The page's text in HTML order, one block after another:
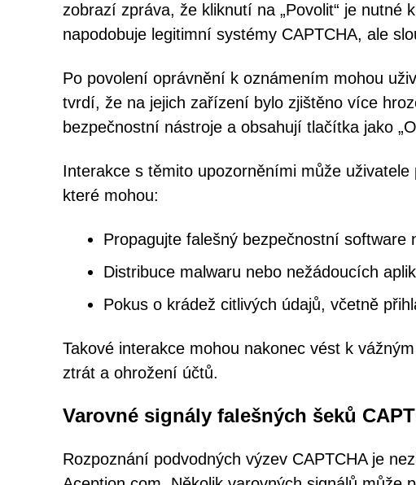
zobrazí zpráva, že kliknutí na „Povolit“ je
napodobuje legitimní systémy CAPTCHA, ale
Po povolení oprávnění k oznámením mohou
tvrdí, že na jejich zařízení bylo zjištěno více
bezpečnostní nástroje a obsahují tlačítka jako
Interakce s těmito upozorněními může
které mohou:
Propagujte falešný bezpečnostní software
Distribuce malwaru nebo nežádoucích
Pokus o krádež citlivých údajů, včetně
Takové interakce mohou nakonec vést k
ztrát a ohrožení účtů.
Varovné signály falešných šeků
Rozpoznání podvodných výzev CAPTCHA je